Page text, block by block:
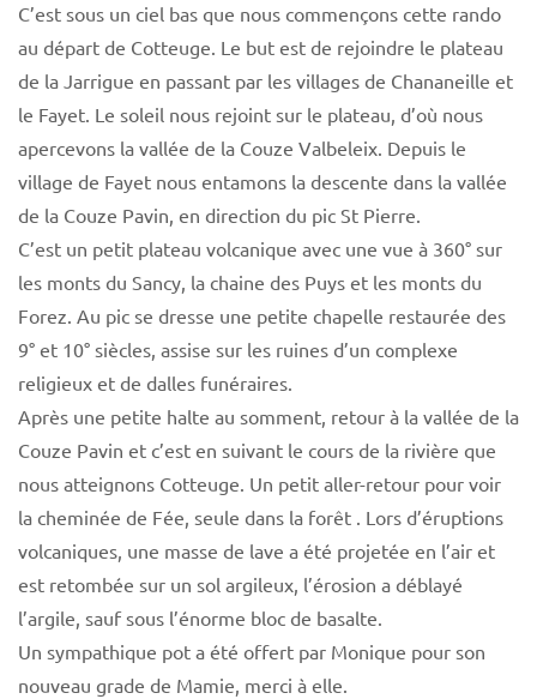
C’est sous un ciel bas que nous commençons cette rando
au départ de Cotteuge. Le but est de rejoindre le plateau
de la Jarrigue en passant par les villages de Chananeille et
le Fayet. Le soleil nous rejoint sur le plateau, d’où nous
apercevons la vallée de la Couze Valbeleix. Depuis le
village de Fayet nous entamons la descente dans la vallée
de la Couze Pavin, en direction du pic St Pierre.
C’est un petit plateau volcanique avec une vue à 360° sur
les monts du Sancy, la chaine des Puys et les monts du
Forez. Au pic se dresse une petite chapelle restaurée des
9° et 10° siècles, assise sur les ruines d’un complexe
religieux et de dalles funéraires.
Après une petite halte au somment, retour à la vallée de la
Couze Pavin et c’est en suivant le cours de la rivière que
nous atteignons Cotteuge. Un petit aller-retour pour voir
la cheminée de Fée, seule dans la forêt . Lors d’éruptions
volcaniques, une masse de lave a été projetée en l’air et
est retombée sur un sol argileux, l’érosion a déblayé
l’argile, sauf sous l’énorme bloc de basalte.
Un sympathique pot a été offert par Monique pour son
nouveau grade de Mamie, merci à elle.